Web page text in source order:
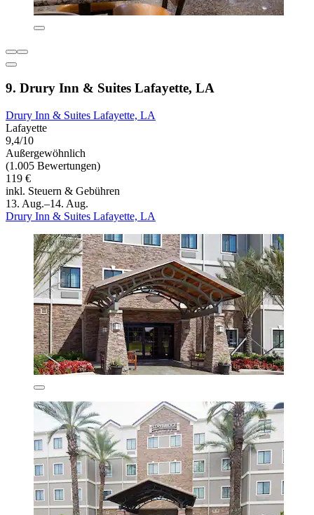
9. Drury Inn & Suites Lafayette, LA
Drury Inn & Suites Lafayette, LA
Lafayette
9,4/10
Außergewöhnlich
(1.005 Bewertungen)
119 €
inkl. Steuern & Gebühren
13. Aug.–14. Aug.
Drury Inn & Suites Lafayette, LA